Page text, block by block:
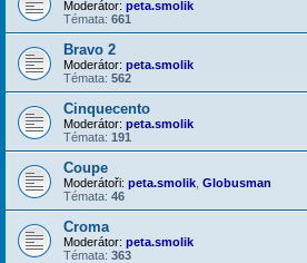
Moderátor: peta.smolik
Témata: 661
Bravo 2
Moderátor: peta.smolik
Témata: 562
Cinquecento
Moderátor: peta.smolik
Témata: 191
Coupe
Moderátoři: peta.smolik Globusman
Témata: 46
Croma
Moderátor: peta.smolik
Témata: 363